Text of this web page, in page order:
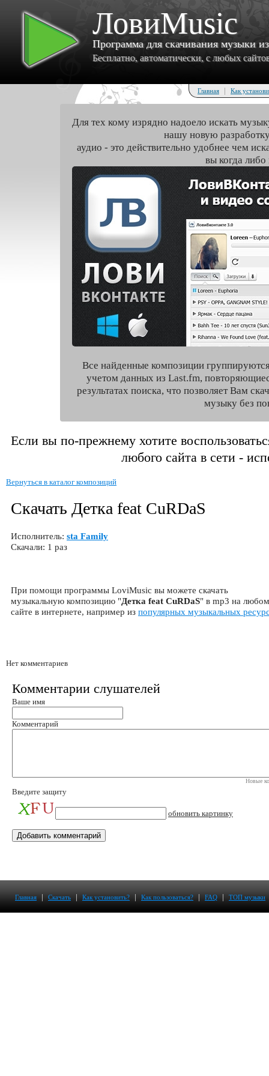
ЛовиMusic
Программа для скачивания музыки
Бесплатно, автоматически, с любых
Главная | Как
Для тех кому изрядно надоело искать
нашу новую
аудио - это действительно удобнее чем
вы когда либо
Все найденные композиции
учетом данных из Last.fm,
результатах поиска, что позволяет Вам
музыку без
Если вы по-прежнему хотите
любого сайта в сети -
Вернуться в каталог композиций
Скачать Детка feat CuRDaS
Исполнитель: sta Family
Скачали: 1 раз
При помощи программы LoviMusic вы можете скачать
музыкальную композицию "Детка feat CuRDaS" в mp3 на любом
сайте в интернете, например из популярных музыкальных
Нет комментариев
Комментарии слушателей
Ваше имя
Комментарий
Новые
Введите защиту
обновить картинку
Главная | Скачать | Как установить? | Как пользоваться? | FAQ | ТОП музыки